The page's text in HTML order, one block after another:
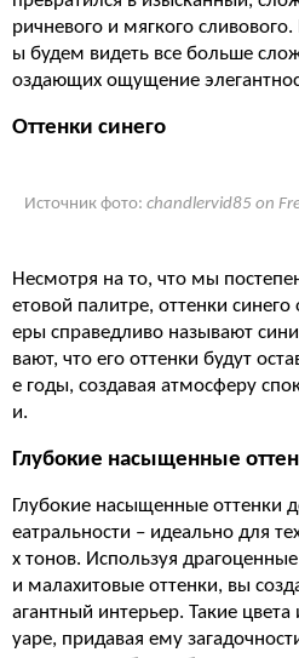
ричневого и мягкого
ы будем видеть все больше
оздающих ощущение
Оттенки синего
Источник фото: chandlervid85 on
Несмотря на то, что мы
етовой палитре, оттенки
еры справедливо называют
вают, что его оттенки будут
е годы, создавая атмосферу
и.
Глубокие насыщенные
Глубокие насыщенные оттенки
еатральности – идеально для
х тонов. Используя
и малахитовые оттенки, вы
агантный интерьер. Такие
уаре, придавая ему